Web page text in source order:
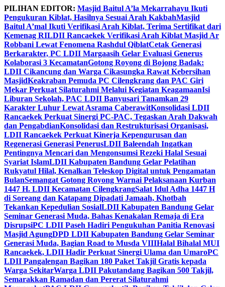
Skip
to
content
PILIHAN EDITOR: Masjid Baitul A’la Mekarrahayu Ikuti
Pengukuran Kiblat, Hasilnya Sesuai Arah KakbahMasjid
Baitul A’mal Ikuti Verifikasi Arah Kiblat, Terima Sertifikat dari
Kemenag RILDII Rancaekek Verifikasi Arah Kiblat Masjid Ar
Robbani Lewat Fenomena Rashdul QiblatCetak Generasi
Berkarakter, PC LDII Margaasih Gelar Evaluasi Generus
Kolaborasi 3 KecamatanGotong Royong di Bojong Badak:
LDII Cikancung dan Warga Cikasungka Rawat Kebersihan
MasjidKeakraban Pemuda PC Cilengkrang dan PAC Giri
Mekar Perkuat Silaturahmi Melalui Kegiatan KeagamaanIsi
Liburan Sekolah, PAC LDII Banyusari Tanamkan 29
Karakter Luhur Lewat Asrama CaberawitKonsolidasi LDII
Rancaekek Perkuat Sinergi PC-PAC, Tegaskan Arah Dakwah
dan PengabdianKonsolidasi dan Restrukturisasi Organisasi,
LDII Rancaekek Perkuat Kinerja Kepengurusan dan
Regenerasi Generasi PenerusLDII Baleendah Ingatkan
Pentingnya Mencari dan Mengonsumsi Rezeki Halal Sesuai
Syariat IslamLDII Kabupaten Bandung Gelar Pelatihan
Rukyatul Hilal, Kenalkan Teleskop Digital untuk Pengamatan
BulanSemangat Gotong Royong Warnai Pelaksanaan Kurban
1447 H. LDII Kecamatan CilengkrangSalat Idul Adha 1447 H
di Soreang dan Katapang Dipadati Jamaah, Khotbah
Tekankan Kepedulian SosialLDII Kabupaten Bandung Gelar
Seminar Generasi Muda, Bahas Kenakalan Remaja di Era
DisrupsiPC LDII Paseh Hadiri Pengukuhan Panitia Renovasi
Masjid AgungDPD LDII Kabupaten Bandung Gelar Seminar
Generasi Muda, Bagian Road to Musda VIIIHalal Bihalal MUI
Rancaekek, LDII Hadir Perkuat Sinergi Ulama dan UmaroPC
LDII Pangalengan Bagikan 180 Paket Takjil Gratis kepada
Warga SekitarWarga LDII Pakutandang Bagikan 500 Takjil,
Semarakkan Ramadan dan Pererat Silaturahmi